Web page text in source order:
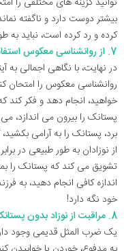
بیشتر دوست دارد و ناگفته
کرده و رد کرده است، نباید
7. از روانشناسی معکوس استفاده کنید:
در نهایت، با نگاهی اجمالی به
روانشناسی معکوس را امتحان
خواهید، انجام دهد و فکر کند
پستانک را بیرون می اندازد،
برد، پستانک را به آرامی
از نوزادان به طور طبیعی در
تشویق می کند که پستانک را
اندازه کافی انجام دهید، به
خود نگه دارد!
8. مراقبت از نوزاد بدون پستانک:
یک ضرب المثل قدیمی وجود